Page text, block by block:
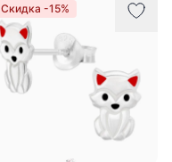
Скидка -15%